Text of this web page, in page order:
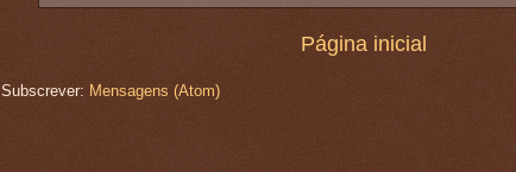
Página inicial
Subscrever: Mensagens (Atom)